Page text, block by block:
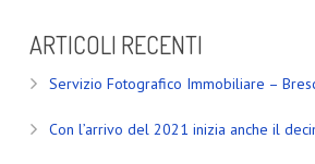
ARTICOLI RECENTI
Servizio Fotografico Immobiliare –
Con l’arrivo del 2021 inizia anche il